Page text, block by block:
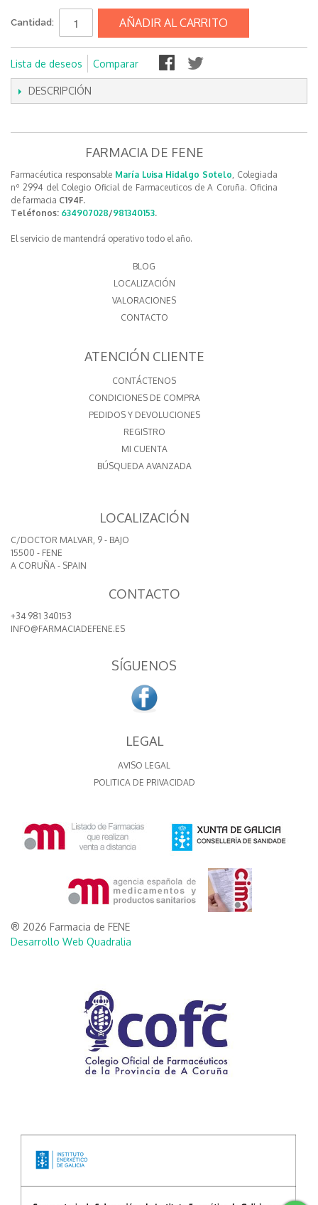
Cantidad: AÑADIR AL CARRITO
Lista de deseos Comparar
DESCRIPCIÓN
FARMACIA DE FENE
Farmacéutica responsable María Luisa Hidalgo Sotelo, Colegiada
nº 2994 del Colegio Oficial de Farmaceuticos de A Coruña. Oficina
de farmacia C194F.
Teléfonos: 634907028/981340153.
El servicio de mantendrá operativo todo el año.
BLOG
LOCALIZACIÓN
VALORACIONES
CONTACTO
ATENCIÓN CLIENTE
CONTÁCTENOS
CONDICIONES DE COMPRA
PEDIDOS Y DEVOLUCIONES
REGISTRO
MI CUENTA
BÚSQUEDA AVANZADA
LOCALIZACIÓN
C/DOCTOR MALVAR, 9 - BAJO
15500 - FENE
A CORUÑA - SPAIN
CONTACTO
+34 981 340153
INFO@FARMACIADEFENE.ES
SÍGUENOS
LEGAL
AVISO LEGAL
POLITICA DE PRIVACIDAD
® 2026 Farmacia de FENE
Desarrollo Web Quadralia